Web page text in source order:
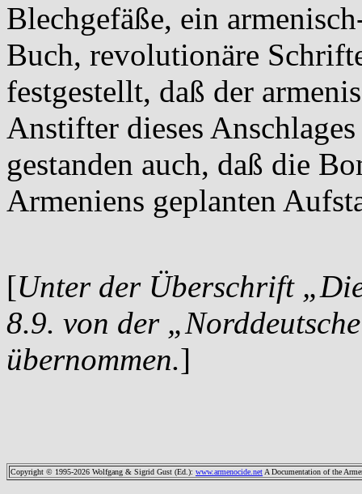
Blechgefäße, ein
Buch, revolutionäre
festgestellt, daß der
Anstifter dieses
gestanden auch, daß die
Armeniens geplanten
[Unter der Überschrift
8.9. von der
übernommen.]
Copyright © 1995-2026 Wolfgang & Sigrid Gust (Ed.): www.armenocide.net A Documentation of the